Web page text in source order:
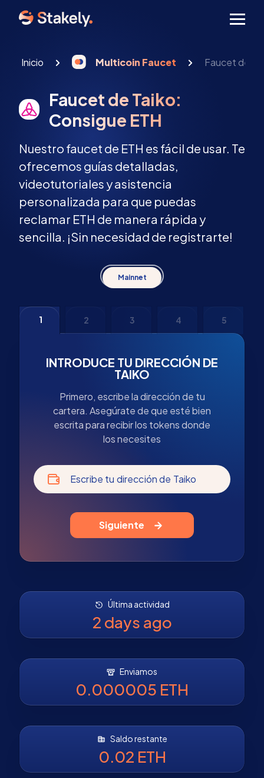
Inicio Multicoin Faucet Faucet de
Faucet de Taiko:
Consigue ETH
Nuestro faucet de ETH es fácil de usar. Te
ofrecemos guías detalladas,
videotutoriales y asistencia
personalizada para que puedas
reclamar ETH de manera rápida y
sencilla. ¡Sin necesidad de registrarte!
Mainnet
1 2 3 4 5
INTRODUCE TU DIRECCIÓN DE
TAIKO
Primero, escribe la dirección de tu
cartera. Asegúrate de que esté bien
escrita para recibir los tokens donde
los necesites
Escribe tu dirección de Taiko
Siguiente
Última actividad
2 days ago
Enviamos
0.000005 ETH
Saldo restante
0.02 ETH